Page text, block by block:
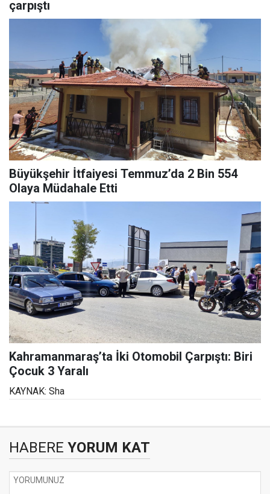
çarpıştı
Büyükşehir İtfaiyesi Temmuz’da 2 Bin 554
Olaya Müdahale Etti
Kahramanmaraş’ta İki Otomobil Çarpıştı: Biri
Çocuk 3 Yaralı
KAYNAK: Sha
HABERE YORUM KAT